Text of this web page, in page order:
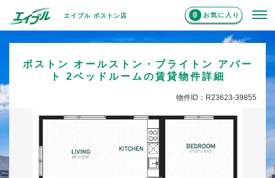
エイブル ボストン店 0 お気に入り
ボストン オールストン・ブライトン アパー
ト 2ベッドルームの賃貸物件詳細
物件ID：R23623-39855